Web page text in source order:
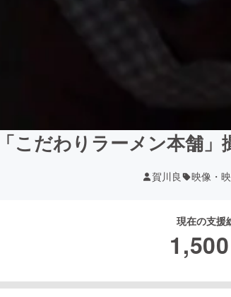
「こだわりラーメン本舗
賀川良 映像・
現在の支援
1,500